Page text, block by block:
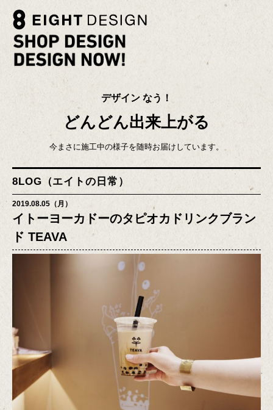
デザイン なう！
どんどん出来上がる
今まさに施工中の様子を随時お届けしています。
8LOG（エイトの日常）
2019.08.05（月）
イトーヨーカドーのタピオカドリンクブラン
ド TEAVA